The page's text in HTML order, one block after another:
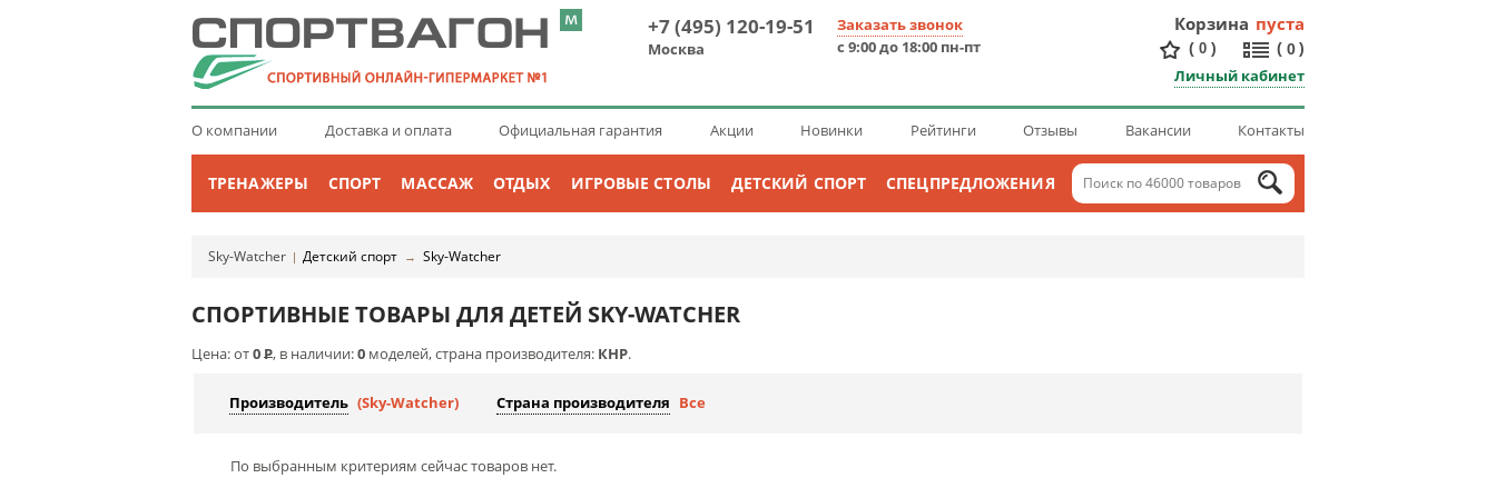
+7 (495) 120-19-51
Москва
Заказать звонок
с 9:00 до 18:00 пн-пт
Корзина пуста
( 0 ) ( 0 )
Личный кабинет
О компании Доставка и оплата Официальная гарантия Акции Новинки Рейтинги Отзывы Вакансии Контакты
ТРЕНАЖЕРЫ СПОРТ МАССАЖ ОТДЫХ ИГРОВЫЕ СТОЛЫ ДЕТСКИЙ СПОРТ СПЕЦПРЕДЛОЖЕНИЯ
Sky-Watcher | Детский спорт → Sky-Watcher
СПОРТИВНЫЕ ТОВАРЫ ДЛЯ ДЕТЕЙ SKY-WATCHER
Цена: от0Р, в наличии:0 моделей, страна производителя: КНР.
Производитель (Sky-Watcher) Страна производителя Все
По выбранным критериям сейчас товаров нет.